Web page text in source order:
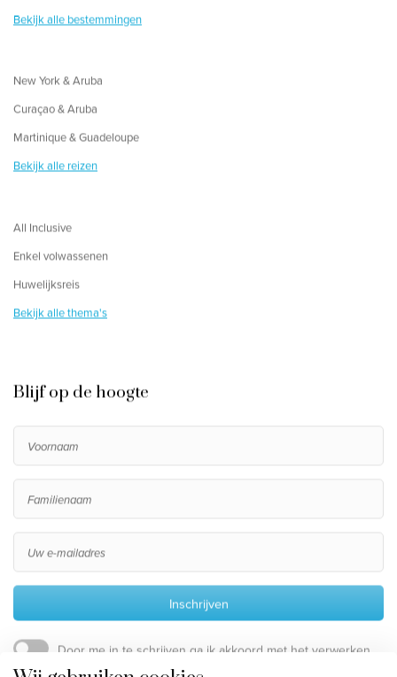
Bekijk alle bestemmingen
New York & Aruba
Curaçao & Aruba
Martinique & Guadeloupe
Bekijk alle reizen
All Inclusive
Enkel volwassenen
Huwelijksreis
Bekijk alle thema's
Blijf op de hoogte
Inschrijven
Door me in te schrijven ga ik akkoord met het verwerken
van mijn persoonsgegevens, die beschreven staan in de